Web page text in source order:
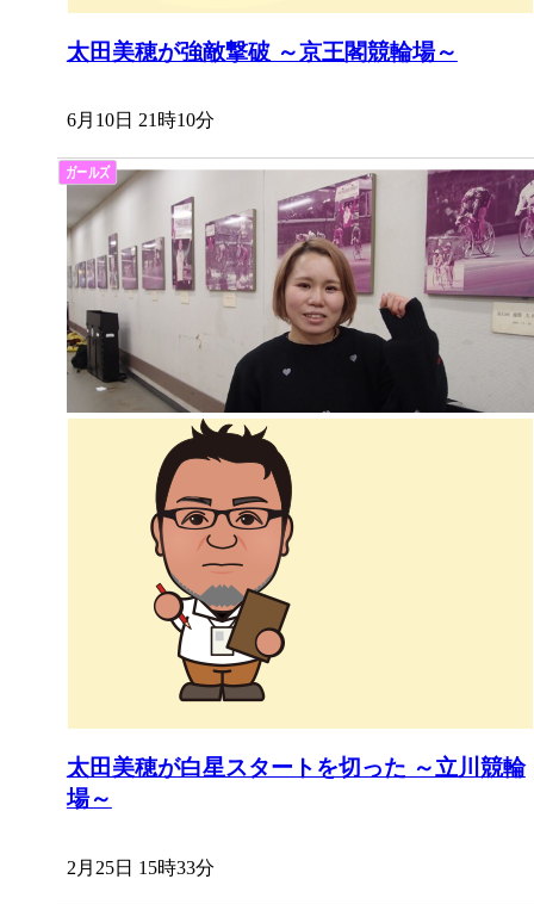
太田美穂が強敵撃破 ～京王閣競輪場～
6月10日 21時10分
太田美穂が白星スタートを切った ～立川競輪
場～
2月25日 15時33分